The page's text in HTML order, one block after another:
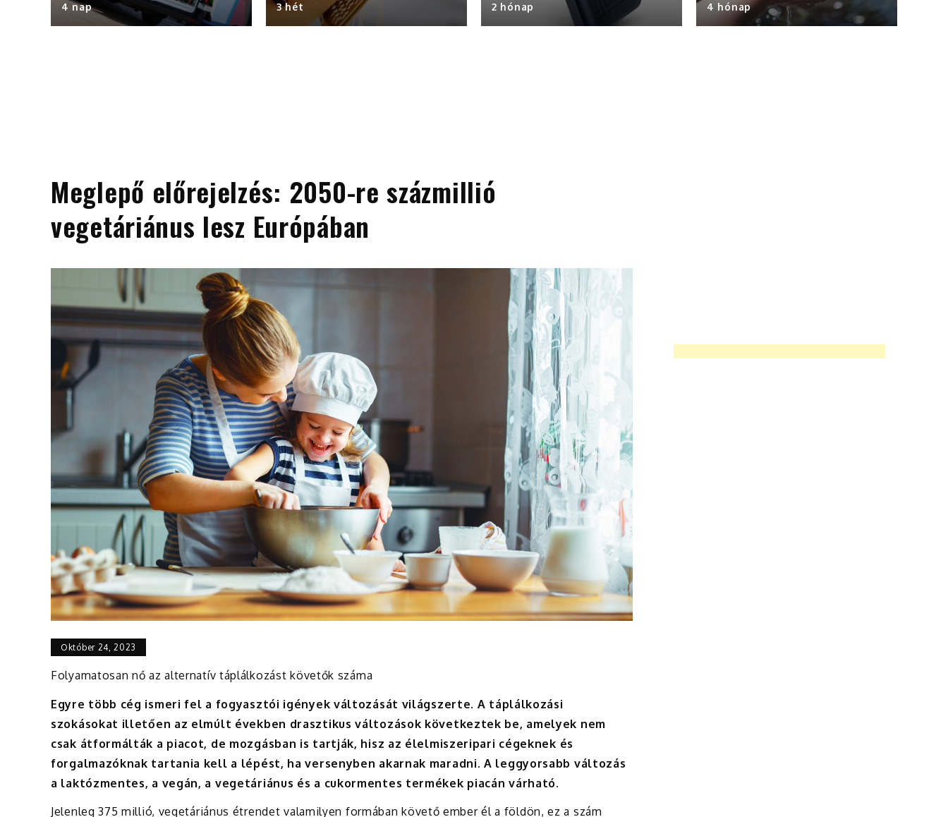
4 nap 3 hét 2 hónap 4 hónap
Meglepő előrejelzés: 2050-re százmillió
vegetáriánus lesz Európában
Október 24, 2023
Folyamatosan nő az alternatív táplálkozást követők száma
Egyre több cég ismeri fel a fogyasztói igények változását világszerte. A táplálkozási
szokásokat illetően az elmúlt években drasztikus változások következtek be, amelyek nem
csak átformálták a piacot, de mozgásban is tartják, hisz az élelmiszeripari cégeknek és
forgalmazóknak tartania kell a lépést, ha versenyben akarnak maradni. A leggyorsabb változás
a laktózmentes, a vegán, a vegetáriánus és a cukormentes termékek piacán várható.
Jelenleg 375 millió, vegetáriánus étrendet valamilyen formában követő ember él a földön, ez a szám